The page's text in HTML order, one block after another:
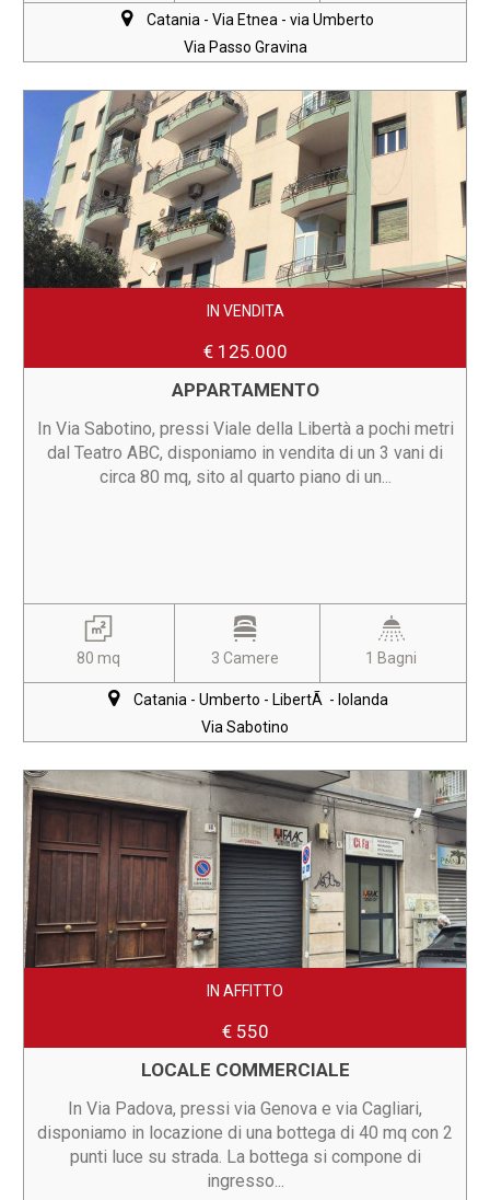
Catania - Via Etnea - via Umberto
Via Passo Gravina
IN VENDITA
€ 125.000
APPARTAMENTO
In Via Sabotino, pressi Viale della Libertà a pochi metri
dal Teatro ABC, disponiamo in vendita di un 3 vani di
circa 80 mq, sito al quarto piano di un...
80 mq 3 Camere 1 Bagni
Catania - Umberto - LibertÃ - Iolanda
Via Sabotino
IN AFFITTO
€ 550
LOCALE COMMERCIALE
In Via Padova, pressi via Genova e via Cagliari,
disponiamo in locazione di una bottega di 40 mq con 2
punti luce su strada. La bottega si compone di
ingresso...